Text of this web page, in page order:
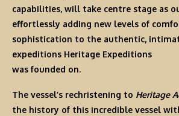
capabilities, will take centre stage as
effortlessly adding new levels of
sophistication to the authentic,
expeditions Heritage Expeditions
was founded on.
The vessel’s rechristening to Heritage
the history of this incredible vessel